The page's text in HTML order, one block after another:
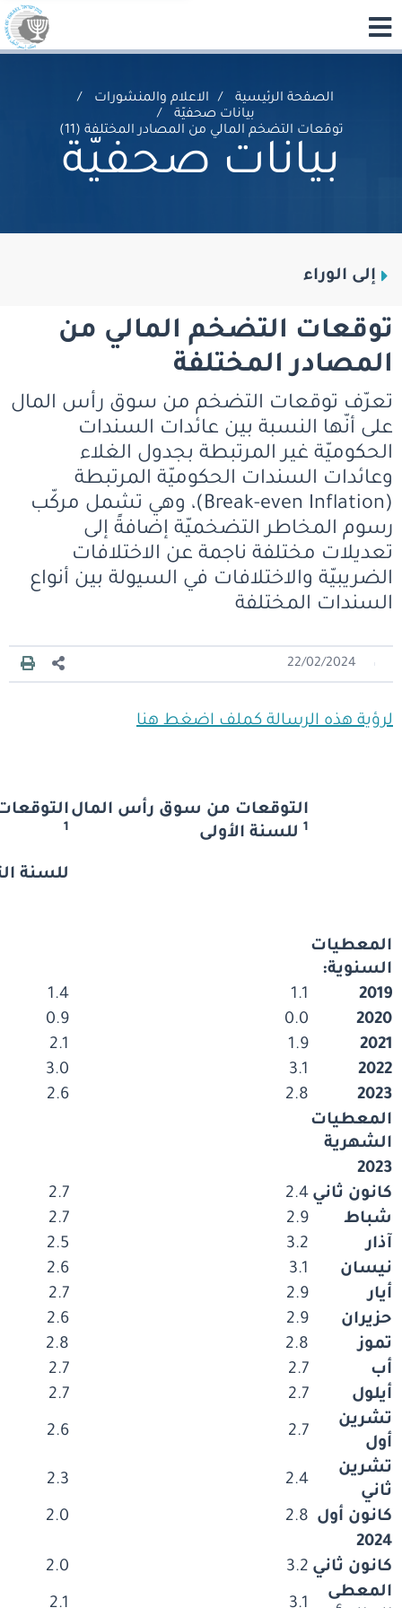
الصفحة الرئيسية
الاعلام والمنشورات
بيانات صحفيّة
توقعات التضخم المالي من المصادر المختلفة (11)
بيانات صحفيّة
إلى الوراء
توقعات التضخم المالي من
المصادر المختلفة
تعرّف توقعات التضخم من سوق رأس المال
على أنّها النسبة بين عائدات السندات
الحكوميّة غير المرتبطة بجدول الغلاء
وعائدات السندات الحكوميّة المرتبطة
(Break-even Inflation)، وهي تشمل مركّب
رسوم المخاطر التضخميّة إضافةً إلى
تعديلات مختلفة ناجمة عن الاختلافات
الضريبيّة والاختلافات في السيولة بين أنواع
السندات المختلفة
22/02/2024
لرؤية هذه الرسالة كملف اضغط هنا
التوقعات من سوق رأس المال
1 للسنة الأولى 1
للسنة
المعطيات
السنوية:
2019
1.1
1.4
2020
0.0
0.9
2021
1.9
2.1
2022
3.1
3.0
2023
2.8
2.6
المعطيات
الشهرية
2023
كانون ثاني 2.4
2.7
شباط
2.9
2.7
آذار
3.2
2.5
نيسان
3.1
2.6
أيار
2.9
2.7
حزيران
2.9
2.6
تموز
2.8
2.8
أب
2.7
2.7
أيلول
2.7
2.7
تشرين
أول
2.7
2.6
تشرين
ثاني
2.4
2.3
كانون أول 2.8
2.0
2024
كانون ثاني 3.2
2.0
المعطى
3.1
2.1